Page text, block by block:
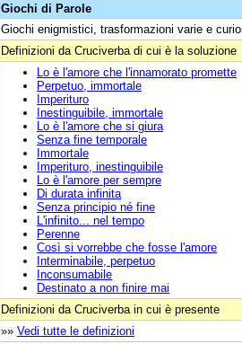
Giochi di Parole
Giochi enigmistici, trasformazioni varie e
Definizioni da Cruciverba di cui è la soluzione
Lo è l'amore che l'innamorato promette
Perpetuo, immortale
Imperituro
Inestinguibile, immortale
Lo è l'amore che si giura
Senza fine temporale
Immortale
Imperituro, inestinguibile
Lo è l'amore per sempre
Di durata infinita
Senza principio né fine
L'infinito... nel tempo
Perenne
Così si vorrebbe che fosse l'amore
Interminabile, perpetuo
Inconsumabile
Destinato a non finire mai
Definizioni da Cruciverba in cui è presente
»» Vedi tutte le definizioni